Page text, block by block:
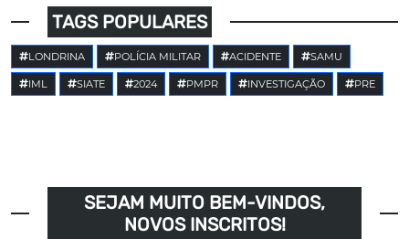
TAGS POPULARES
LONDRINA POLÍCIA MILITAR ACIDENTE SAMU
IML SIATE 2024 PMPR INVESTIGAÇÃO PRE
SEJAM MUITO BEM-VINDOS,
NOVOS INSCRITOS!